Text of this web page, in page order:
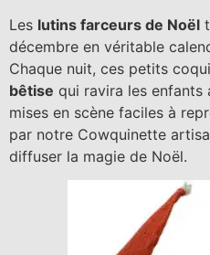
Les lutins farceurs de Noël
décembre en véritable
Chaque nuit, ces petits
bêtise qui ravira les enfants
mises en scène faciles à
par notre Cowquinette
diffuser la magie de Noël.